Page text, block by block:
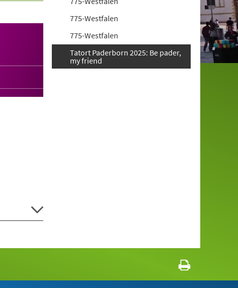
775-Westfalen
775-Westfalen
Tatort Paderborn 2025: Be pader,
my friend